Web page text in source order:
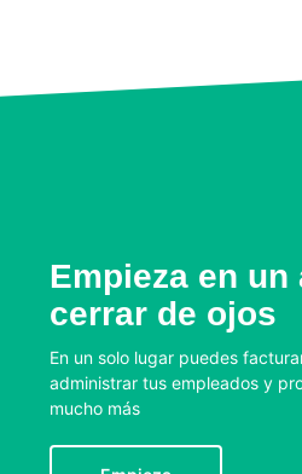
Empieza en un
cerrar de ojos
En un solo lugar puedes
administrar tus empleados y
mucho más